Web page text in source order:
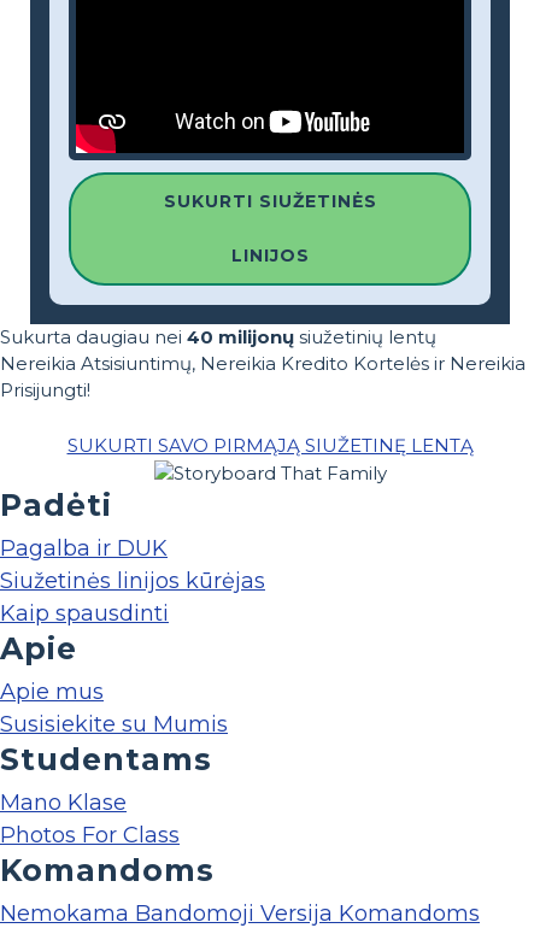
SUKURTI SIUŽETINĖS
LINIJOS
Sukurta daugiau nei 40 milijonų siužetinių lentų
Nereikia Atsisiuntimų, Nereikia Kredito Kortelės ir Nereikia
Prisijungti!
SUKURTI SAVO PIRMĄJĄ SIUŽETINĘ LENTĄ
Padėti
Pagalba ir DUK
Siužetinės linijos kūrėjas
Kaip spausdinti
Apie
Apie mus
Susisiekite su Mumis
Studentams
Mano Klase
Photos For Class
Komandoms
Nemokama Bandomoji Versija Komandoms